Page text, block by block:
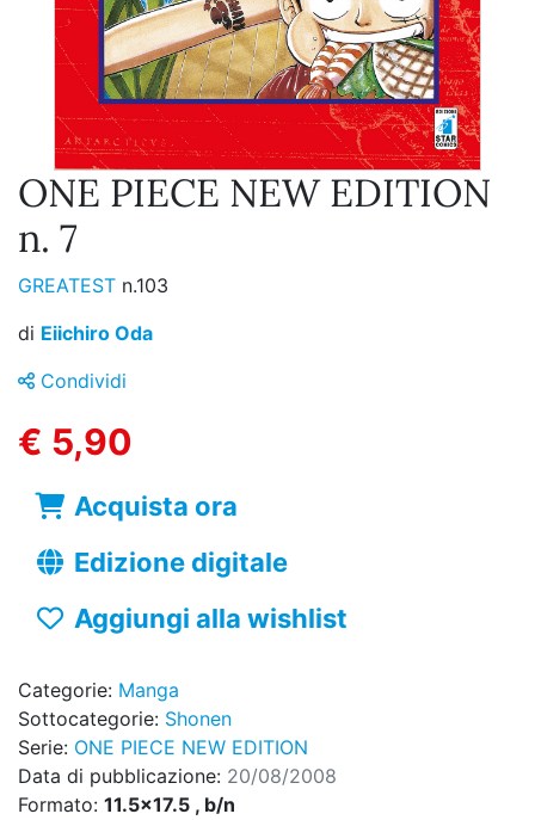
ONE PIECE NEW EDITION
n. 7
GREATEST n.103
di Eiichiro Oda
Condividi
€ 5,90
Acquista ora
Edizione digitale
Aggiungi alla wishlist
Categorie: Manga
Sottocategorie: Shonen
Serie: ONE PIECE NEW EDITION
Data di pubblicazione: 20/08/2008
Formato: 11.5x17.5 , b/n